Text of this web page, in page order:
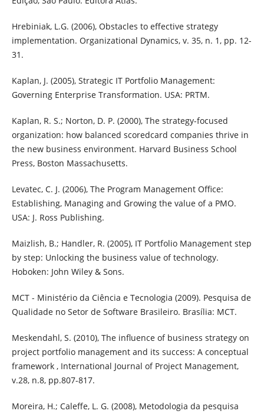
Hrebiniak, L.G. (2006), Obstacles to effective strategy
implementation. Organizational Dynamics, v. 35, n. 1, pp. 12-
31.
Kaplan, J. (2005), Strategic IT Portfolio Management:
Governing Enterprise Transformation. USA: PRTM.
Kaplan, R. S.; Norton, D. P. (2000), The strategy-focused
organization: how balanced scoredcard companies thrive in
the new business environment. Harvard Business School
Press, Boston Massachusetts.
Levatec, C. J. (2006), The Program Management Office:
Establishing, Managing and Growing the value of a PMO.
USA: J. Ross Publishing.
Maizlish, B.; Handler, R. (2005), IT Portfolio Management step
by step: Unlocking the business value of technology.
Hoboken: John Wiley & Sons.
MCT - Ministério da Ciência e Tecnologia (2009). Pesquisa de
Qualidade no Setor de Software Brasileiro. Brasília: MCT.
Meskendahl, S. (2010), The influence of business strategy on
project portfolio management and its success: A conceptual
framework , International Journal of Project Management,
v.28, n.8, pp.807-817.
Moreira, H.; Caleffe, L. G. (2008), Metodologia da pesquisa